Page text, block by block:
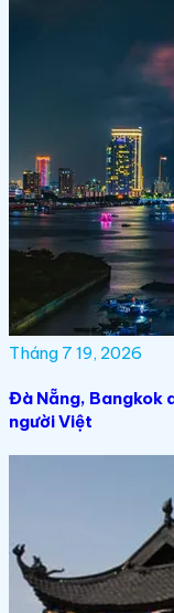
Tháng 7 19, 2026
Đà Nẵng, Bangkok
người Việt